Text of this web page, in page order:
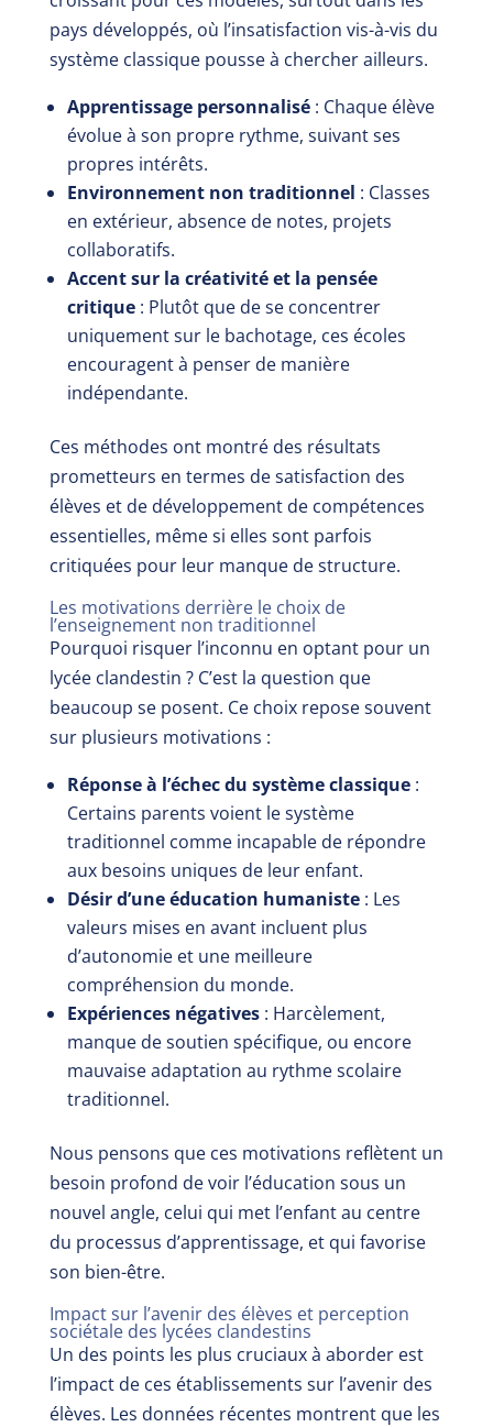
pays développés, où l’insatisfaction vis-à-vis du
système classique pousse à chercher ailleurs.
Apprentissage personnalisé: Chaque élève
évolue à son propre rythme, suivant ses
propres intérêts.
Environnement non traditionnel : Classes
en extérieur, absence de notes, projets
collaboratifs.
Accent sur la créativité et la pensée
critique: Plutôt que de se concentrer
uniquement sur le bachotage, ces écoles
encouragent à penser de manière
indépendante.
Ces méthodes ont montré des résultats
prometteurs en termes de satisfaction des
élèves et de développement de compétences
essentielles, même si elles sont parfois
critiquées pour leur manque de structure.
Les motivations derrière le choix de
l’enseignement non traditionnel
Pourquoi risquer l’inconnu en optant pour un
lycée clandestin ? C’est la question que
beaucoup se posent. Ce choix repose souvent
sur plusieurs motivations :
Réponse à l’échec du système classique:
Certains parents voient le système
traditionnel comme incapable de répondre
aux besoins uniques de leur enfant.
Désir d’une éducation humaniste: Les
valeurs mises en avant incluent plus
d’autonomie et une meilleure
compréhension du monde.
Expériences négatives: Harcèlement,
manque de soutien spécifique, ou encore
mauvaise adaptation au rythme scolaire
traditionnel.
Nous pensons que ces motivations reflètent un
besoin profond de voir l’éducation sous un
nouvel angle, celui qui met l’enfant au centre
du processus d’apprentissage, et qui favorise
son bien-être.
Impact sur l’avenir des élèves et perception
sociétale des lycées clandestins
Un des points les plus cruciaux à aborder est
l’impact de ces établissements sur l’avenir des
élèves. Les données récentes montrent que les